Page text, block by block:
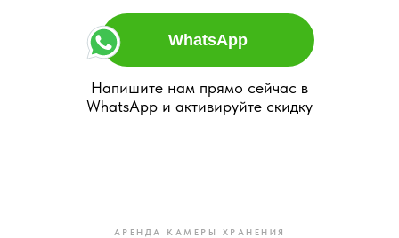
WhatsApp
Напишите нам прямо сейчас в
WhatsApp и активируйте скидку
АРЕНДА КАМЕРЫ ХРАНЕНИЯ